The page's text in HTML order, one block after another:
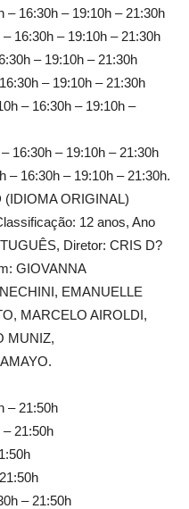
– 16:30h – 19:10h – 21:30h
16:30h – 19:10h – 21:30h
– 19:10h – 21:30h
– 19:10h – 21:30h
– 16:30h – 19:10h –
16:30h – 19:10h – 21:30h
– 16:30h – 19:10h – 21:30h.
(IDIOMA ORIGINAL)
12 anos, Ano
Diretor: CRIS D?
GIOVANNA
EMANUELLE
MARCELO AIROLDI,
MUNIZ,
– 21:50h
– 21:50h
– 21:50h